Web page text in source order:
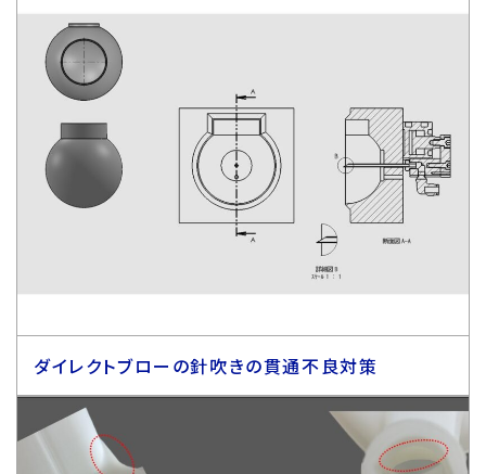
ダイレクトブローの針吹きの貫通不良対策